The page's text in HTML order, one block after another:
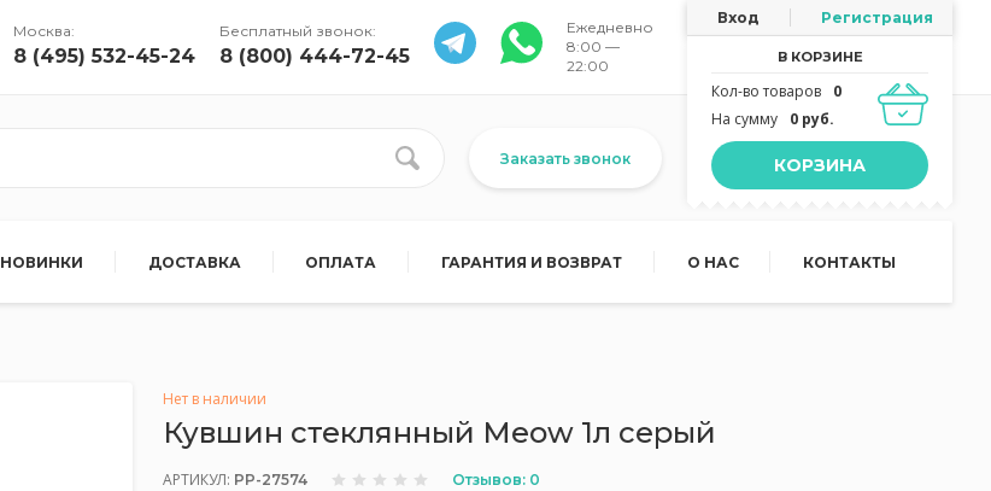
Москва:
8 (495) 532-45-24
Бесплатный звонок:
8 (800) 444-72-45
Ежедневно
8:00 —
22:00
Вход Регистрация
В КОРЗИНЕ
Кол-во товаров
0
На сумму
0 руб.
КОРЗИНА
Заказать звонок
НОВИНКИ ДОСТАВКА ОПЛАТА ГАРАНТИЯ И ВОЗВРАТ О НАС КОНТАКТЫ
Нет в наличии
Кувшин стеклянный Meow 1л серый
АРТИКУЛ: PP-27574 Отзывов: 0